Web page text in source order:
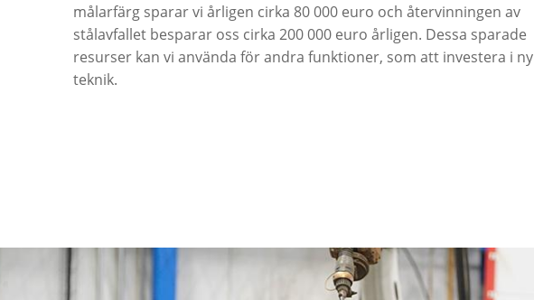
målarfärg sparar vi årligen cirka 80 000 euro och återvinningen av
stålavfallet besparar oss cirka 200 000 euro årligen. Dessa sparade
resurser kan vi använda för andra funktioner, som att investera i ny
teknik.